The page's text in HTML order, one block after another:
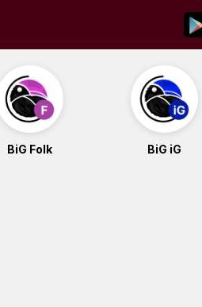
BiG Folk BiG iG